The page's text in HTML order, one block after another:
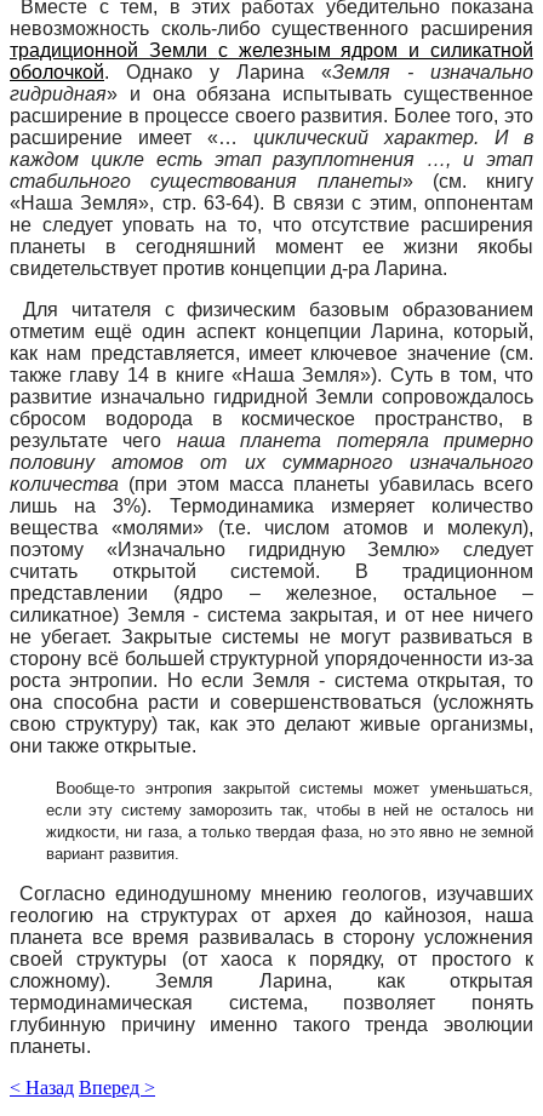
Вместе с тем, в этих работах убедительно показана
невозможность сколь-либо существенного расширения
традиционной Земли с железным ядром и силикатной
оболочкой. Однако у Ларина «Земля - изначально
гидридная» и она обязана испытывать существенное
расширение в процессе своего развития. Более того, это
расширение имеет «… циклический характер. И в
каждом цикле есть этап разуплотнения …, и этап
стабильного существования планеты» (см. книгу
«Наша Земля», стр. 63-64). В связи с этим, оппонентам
не следует уповать на то, что отсутствие расширения
планеты в сегодняшний момент ее жизни якобы
свидетельствует против концепции д-ра Ларина.
Для читателя с физическим базовым образованием
отметим ещё один аспект концепции Ларина, который,
как нам представляется, имеет ключевое значение (см.
также главу 14 в книге «Наша Земля»). Суть в том, что
развитие изначально гидридной Земли сопровождалось
сбросом водорода в космическое пространство, в
результате чего наша планета потеряла примерно
половину атомов от их суммарного изначального
количества (при этом масса планеты убавилась всего
лишь на 3%). Термодинамика измеряет количество
вещества «молями» (т.е. числом атомов и молекул),
поэтому «Изначально гидридную Землю» следует
считать открытой системой. В традиционном
представлении (ядро – железное, остальное –
силикатное) Земля - система закрытая, и от нее ничего
не убегает. Закрытые системы не могут развиваться в
сторону всё большей структурной упорядоченности из-за
роста энтропии. Но если Земля - система открытая, то
она способна расти и совершенствоваться (усложнять
свою структуру) так, как это делают живые организмы,
они также открытые.
Вообще-то энтропия закрытой системы может уменьшаться,
если эту систему заморозить так, чтобы в ней не осталось ни
жидкости, ни газа, а только твердая фаза, но это явно не земной
вариант развития.
Согласно единодушному мнению геологов, изучавших
геологию на структурах от архея до кайнозоя, наша
планета все время развивалась в сторону усложнения
своей структуры (от хаоса к порядку, от простого к
сложному). Земля Ларина, как открытая
термодинамическая система, позволяет понять
глубинную причину именно такого тренда эволюции
планеты.
< Назад Вперед >